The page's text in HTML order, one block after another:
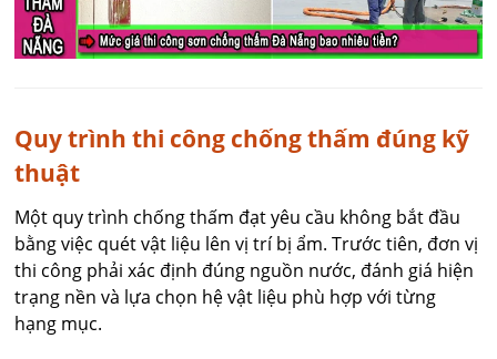
Quy trình thi công chống thấm đúng kỹ
thuật
Một quy trình chống thấm đạt yêu cầu không bắt đầu
bằng việc quét vật liệu lên vị trí bị ẩm. Trước tiên, đơn vị
thi công phải xác định đúng nguồn nước, đánh giá hiện
trạng nền và lựa chọn hệ vật liệu phù hợp với từng
hạng mục.